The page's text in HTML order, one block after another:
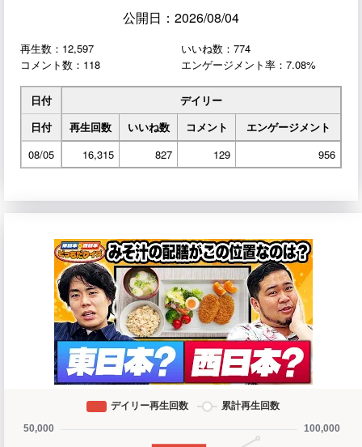
公開日：2026/08/04
再生数：12,597
いいね数：774
コメント数：118
エンゲージメント率：7.08%
日付
デイリー
日付
再生回数 いいね数 コメント
エンゲージメント
08/05
16,315 827 129 956